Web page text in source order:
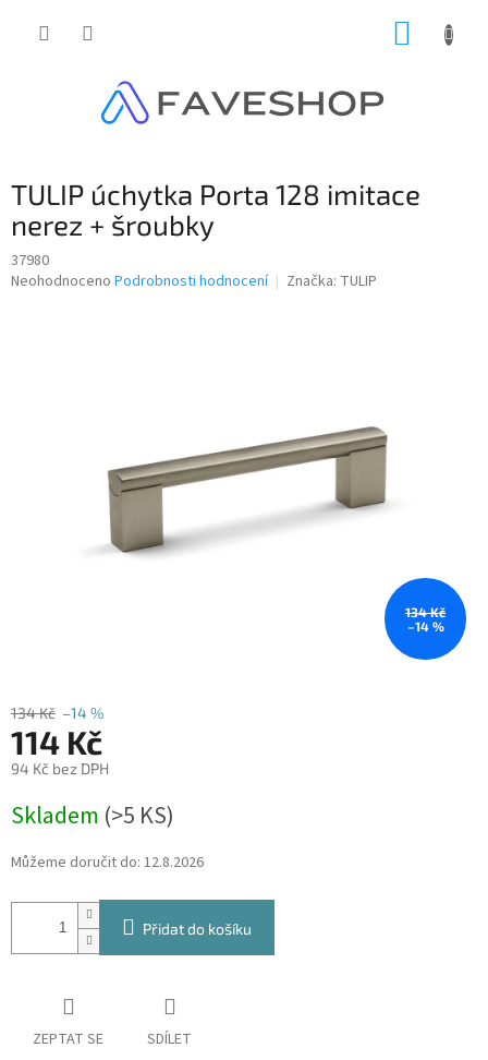
TULIP úchytka Porta 128 imitace
nerez + šroubky
37980
Průměrné
Neohodnoceno Podrobnosti hodnocení Značka: TULIP
134 Kč
–14 %
134 Kč –14 %
114 Kč
94 Kč bez DPH
cena:
Skladem (>5 KS)
Můžeme doručit do: 12.8.2026
Přidat do košíku
ZEPTAT SE SDÍLET